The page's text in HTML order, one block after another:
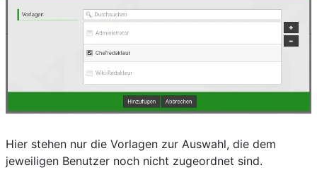
Hier stehen nur die Vorlagen zur Auswahl, die dem
jeweiligen Benutzer noch nicht zugeordnet sind.